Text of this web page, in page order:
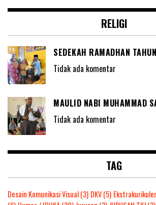
RELIGI
SEDEKAH RAMADHAN
Tidak ada komentar
MAULID NABI MUHAMMAD
Tidak ada komentar
TAG
Desain Komunikasi Visual(3) DKV(5) Ekstrakurikuler